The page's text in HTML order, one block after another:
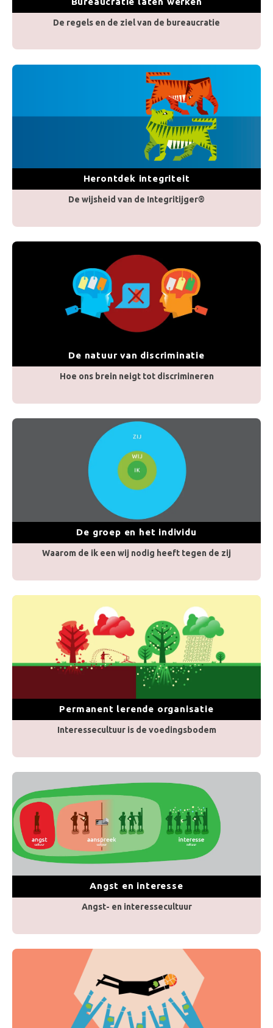
De regels en de ziel van de bureaucratie
Herontdek integriteit
De wijsheid van de Integritijger®
De natuur van discriminatie
Hoe ons brein neigt tot discrimineren
De groep en het individu
Waarom de ik een wij nodig heeft tegen de zij
Permanent lerende organisatie
Interessecultuur is de voedingsbodem
Angst en interesse
Angst- en interessecultuur